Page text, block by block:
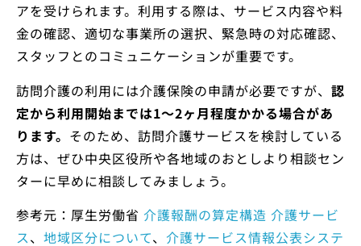
アを受けられます。利用する際は、サービス内容や料
金の確認、適切な事業所の選択、緊急時の対応確認、
スタッフとのコミュニケーションが重要です。
訪問介護の利用には介護保険の申請が必要ですが、 認
定から利用開始までは1〜2ヶ月程度かかる場合があ
ります。 そのため、訪問介護サービスを検討している
方は、ぜひ中央区役所や各地域のおとしより相談セン
ターに早めに相談してみましょう。
参考元：厚生労働省 介護報酬の算定構造 介護サービ
ス、 地域区分について、 介護サービス情報公表システ